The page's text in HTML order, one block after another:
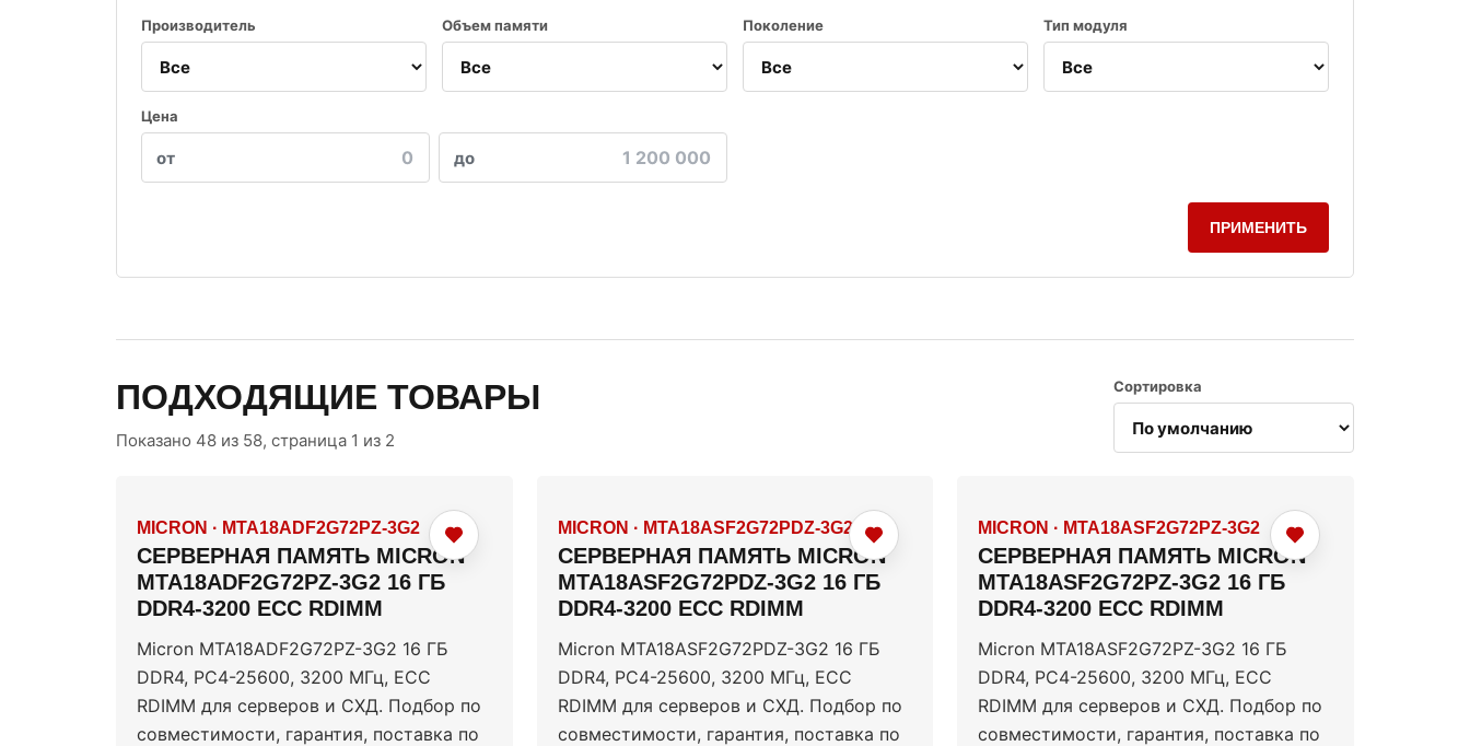
Производитель Объем памяти Поколение Тип модуля
Цена
от до
ПРИМЕНИТЬ
ПОДХОДЯЩИЕ ТОВАРЫ
Показано 48 из 58, страница 1 из 2
Сортировка
MICRON · MTA18ADF2G72PZ-3G2
СЕРВЕРНАЯ ПАМЯТЬ MICRON
MTA18ADF2G72PZ-3G2 16 ГБ
DDR4-3200 ECC RDIMM
Micron MTA18ADF2G72PZ-3G2 16 ГБ
DDR4, PC4-25600, 3200 МГц, ECC
RDIMM для серверов и СХД. Подбор по
совместимости, гарантия, поставка по
MICRON · MTA18ASF2G72PDZ-3G2
СЕРВЕРНАЯ ПАМЯТЬ MICRON
MTA18ASF2G72PDZ-3G2 16 ГБ
DDR4-3200 ECC RDIMM
Micron MTA18ASF2G72PDZ-3G2 16 ГБ
DDR4, PC4-25600, 3200 МГц, ECC
RDIMM для серверов и СХД. Подбор по
совместимости, гарантия, поставка по
MICRON · MTA18ASF2G72PZ-3G2
СЕРВЕРНАЯ ПАМЯТЬ MICRON
MTA18ASF2G72PZ-3G2 16 ГБ
DDR4-3200 ECC RDIMM
Micron MTA18ASF2G72PZ-3G2 16 ГБ
DDR4, PC4-25600, 3200 МГц, ECC
RDIMM для серверов и СХД. Подбор по
совместимости, гарантия, поставка по